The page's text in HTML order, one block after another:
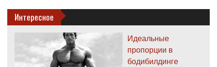
Интересное
Идеальные
пропорции в
бодибилдинге